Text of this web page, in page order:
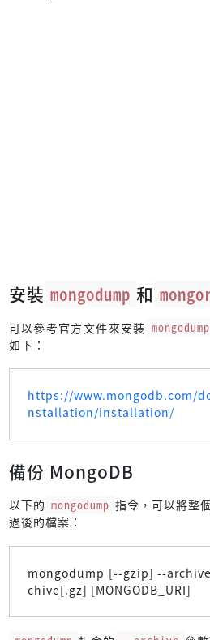
安裝 mongodump 和
可以參考官方文件來安裝 mongodump
如下：
https://www.mongodb.com/
nstallation/installation/
備份 MongoDB
以下的 mongodump 指令，可以將整
過後的檔案：
mongodump [--gzip] --
chive[.gz] [MONGODB_URI]